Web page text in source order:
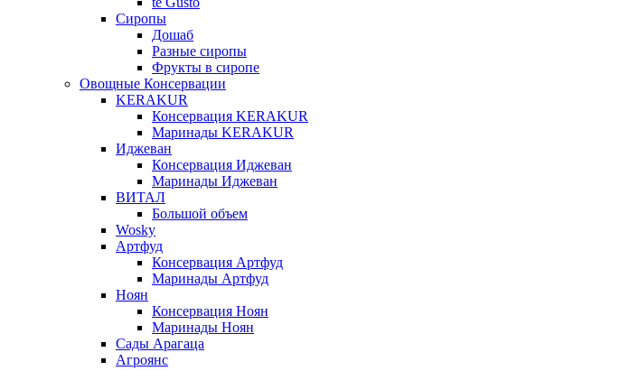
Сиропы
Дошаб
Разные сиропы
Фрукты в сиропе
Овощные Консервации
KERAKUR
Консервация KERAKUR
Маринады KERAKUR
Иджеван
Консервация Иджеван
Маринады Иджеван
ВИТАЛ
Большой объем
Wosky
Артфуд
Консервация Артфуд
Маринады Артфуд
Ноян
Консервация Ноян
Маринады Ноян
Сады Арагаца
Агроянс